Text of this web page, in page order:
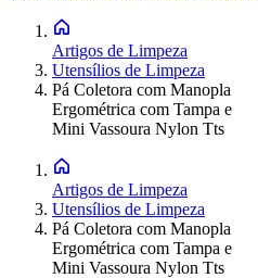
Artigos de Limpeza
Utensílios de Limpeza
Pá Coletora com Manopla
Ergométrica com Tampa e
Mini Vassoura Nylon Tts
Artigos de Limpeza
Utensílios de Limpeza
Pá Coletora com Manopla
Ergométrica com Tampa e
Mini Vassoura Nylon Tts